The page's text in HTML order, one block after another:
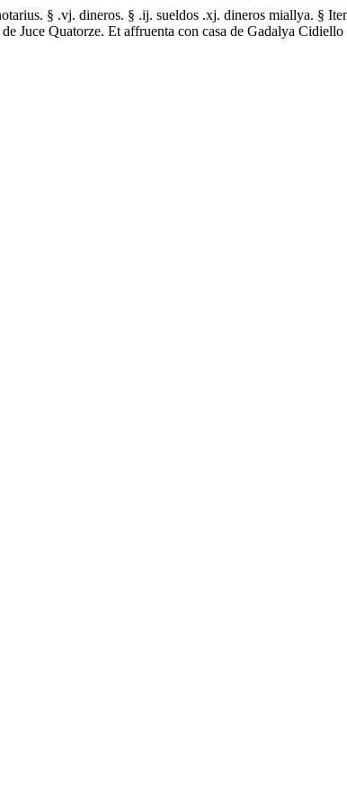
§ .vj. dineros. § .ij. sueldos .xj. dineros miallya. §
Juce Quatorze. Et affruenta con casa de Gadalya